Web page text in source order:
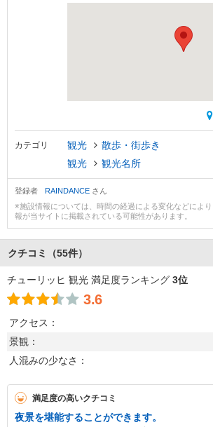
カテゴリ 観光
散歩・街歩き
観光
観光名所
登録者 RAINDANCE さん
※施設情報については、時間の経過による変化などによ
報が当サイトに掲載されている可能性があります。
クチコミ （55件）
チューリッヒ 観光 満足度ランキング 3位
3.6
アクセス：
景観：
人混みの少なさ：
満足度の高いクチコミ
夜景を堪能することができます。